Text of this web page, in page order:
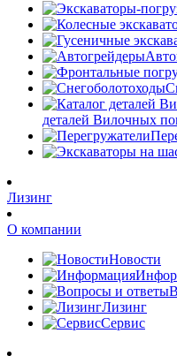
деталей Вилочных
Лизинг
О компании
Новости
Лизинг
Сервис